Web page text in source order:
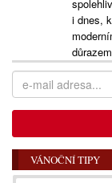
i dnes,
VÁNOČNÍ TIPY